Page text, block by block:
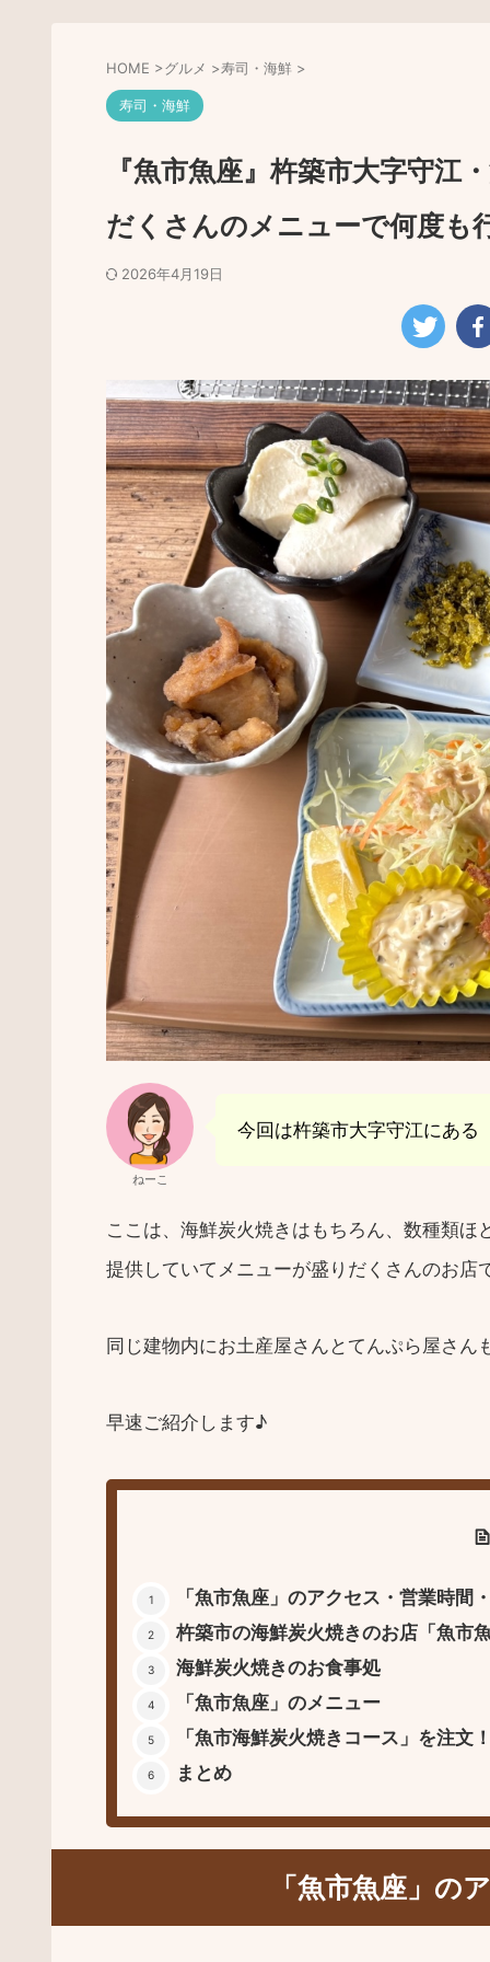
HOME >グルメ >寿司・海鮮 >
寿司・海鮮
『魚市魚座』杵築市大字守江
だくさんのメニューで何度も
2026年4月19日
ねーこ
今回は杵築市大字守江にある
ここは、海鮮炭火焼きはもちろん、数種類
提供していてメニューが盛りだくさんのお店
同じ建物内にお土産屋さんとてんぷら屋さ
早速ご紹介します♪
「魚市魚座」のアクセス・営業時間
杵築市の海鮮炭火焼きのお店「魚市
海鮮炭火焼きのお食事処
「魚市魚座」のメニュー
「魚市海鮮炭火焼きコース」を注文
まとめ
「魚市魚座」の